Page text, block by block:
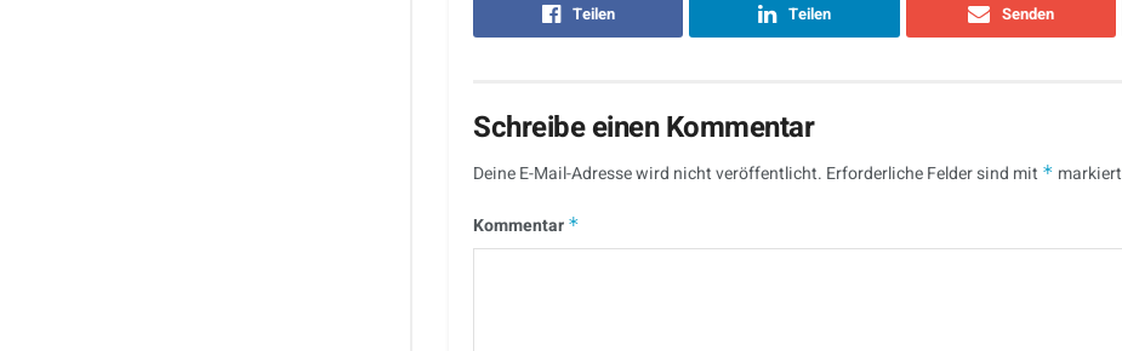
Teilen Teilen Senden
Schreibe einen Kommentar
Deine E-Mail-Adresse wird nicht veröffentlicht. Erforderliche Felder sind mit * markiert
Kommentar *